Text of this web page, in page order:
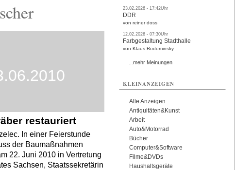
restauriert
In einer Feierstunde
der Baumaßnahmen
22. Juni 2010 in Vertretung
Sachsen, Staatssekretärin
23.02.2026 - 17:42Uhr
DDR
von reiner doss
12.02.2026 - 07:30Uhr
Farbgestaltung Stadthalle
von Klaus Rodominsky
...mehr Meinungen
KLEINANZEIGEN
Alle Anzeigen
Antiquitäten&Kunst
Arbeit
Auto&Motorrad
Bücher
Computer&Software
Filme&DVDs
Haushaltsgeräte